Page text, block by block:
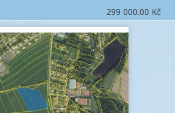
299 000.00 Kč